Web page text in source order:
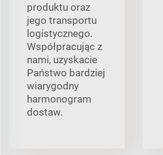
produktu oraz
jego transportu
logistycznego.
Współpracując z
nami, uzyskacie
Państwo bardziej
wiarygodny
harmonogram
dostaw.